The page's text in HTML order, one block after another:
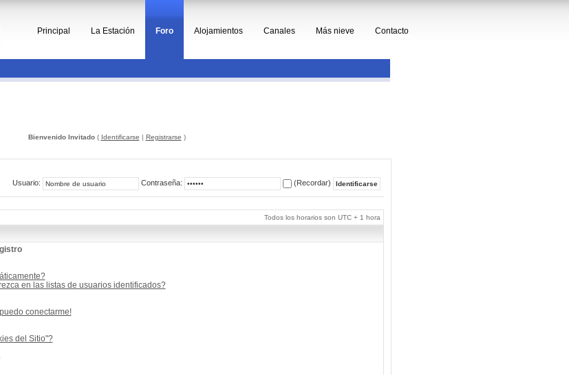
Principal La Estación Foro Alojamientos Canales Más nieve Contacto
Bienvenido Invitado( Identificarse | Registrarse )
Usuario: Contraseña: (Recordar)
Todos los horarios son UTC + 1 hora
en las listas de usuarios identificados?
conectarme!
del Sitio"?